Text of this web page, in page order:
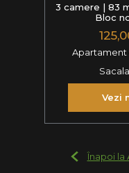
3 camere | 83
Bloc
Apartament
Vezi
Înapoi la